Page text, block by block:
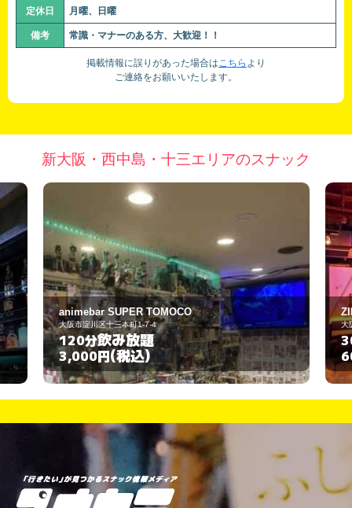
定休日 月曜、日曜
備考 常識・マナーのある方、大歓迎！！
掲載情報に誤りがあった場合はこちら より
ご連絡をお願いいたします。
新大阪・西中島・十三エリアのスナック
ZINO 西中島
大阪市淀川区西中島3-17-5
30分 飲み放題
600円(税込)